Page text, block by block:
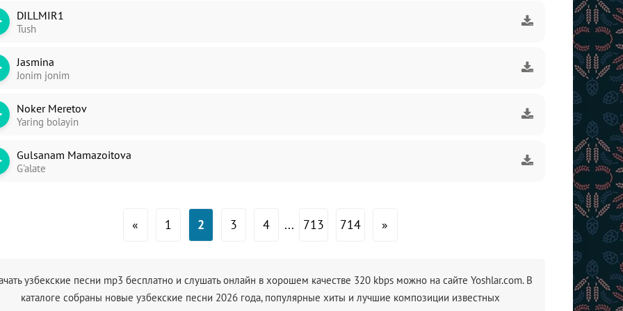
DILLMIR1
Tush
Jasmina
Jonim jonim
Noker Meretov
Yaring bolayin
Gulsanam Mamazoitova
G'alate
« 1 2 3 4 ... 713 714 »
узбекские песни mp3 бесплатно и слушать онлайн в хорошем качестве 320 kbps можно на сайте Yoshlar.com. В
каталоге собраны новые узбекские песни 2026 года, популярные хиты и лучшие композиции известных